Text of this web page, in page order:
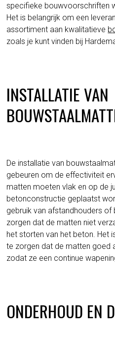
specifieke bouwvoorschriften
Het is belangrijk om een
assortiment aan kwalitatieve b
zoals je kunt vinden bij
INSTALLATIE VAN
De installatie van
gebeuren om de effectiviteit
matten moeten vlak en op de
betonconstructie geplaatst
gebruik van afstandhouders
zorgen dat de matten niet
het storten van het beton. Het
te zorgen dat de matten goed
zodat ze een continue
ONDERHOUD EN